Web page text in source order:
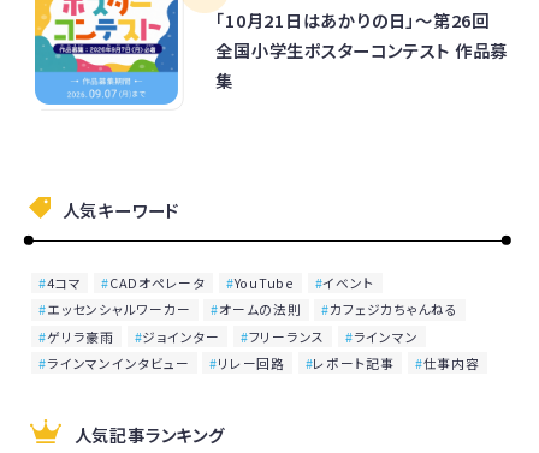
「10月21日はあかりの日」～第26回
全国小学生ポスターコンテスト 作品募
集
人気キーワード
4コマ CADオペレータ YouTube
イベント
エッセンシャルワーカー
オームの法則
カフェジカちゃんねる
ゲリラ豪雨
ジョインター フリーランス
ラインマン
ラインマンインタビュー
リレー回路 レポート記事 仕事内容
人気記事ランキング